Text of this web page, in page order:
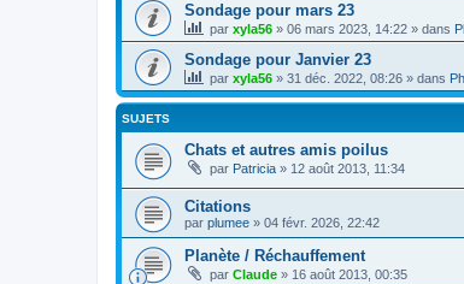
Sondage pour mars 23
par xyla56 » 06 mars 2023, 14:22 » dans
Sondage pour Janvier 23
par xyla56 » 31 déc. 2022, 08:26 » dans
SUJETS
Chats et autres amis poilus
par Patricia » 12 août 2013, 11:34
Citations
par plumee » 04 févr. 2026, 22:42
Planète / Réchauffement
par Claude » 16 août 2013, 00:35